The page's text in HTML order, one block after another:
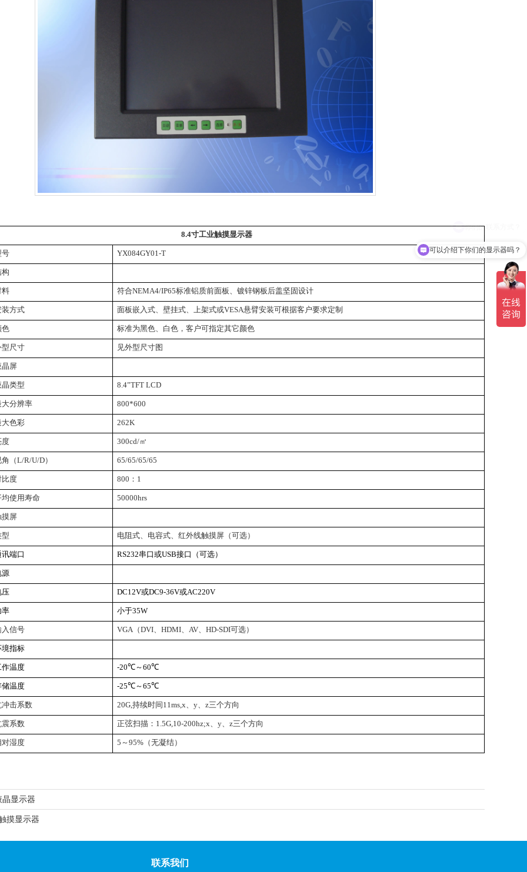
8.4寸工业触摸显示器
号 YX084GY01-T
构
料 符合NEMA4/IP65标准铝质前面板、 镀锌钢板后盖坚固设计
装方式 面板嵌入式、壁挂式、 上架式或VESA悬臂安装可根据客户要求定制
色 标准为黑色、白色，客户可指定其它颜色
型尺寸 见外型尺寸图
晶屏
晶类型 8.4”TFT LCD
大分辨率 800*600
大色彩 262K
度 300cd/㎡
（L/R/U/D） 65/65/65/65
比度 800 ：1
均使用寿命 50000hrs
摸屏
型 电阻式、电容式、红外线触摸屏（可选）
讯端口 RS232串口或USB接口（可选）
源
压 DC12V或DC9-36V或AC220V
率 小于35W
入信号 VGA （DVI、HDMI、AV、HD-SDI可选）
境指标
作温度 -20℃～60℃
储温度 -25℃～65℃
冲击系数 20G,持续时间11ms,x、y、z三个方向
震系数 正弦扫描： 1.5G,10-200hz;x、y、z三个方向
对湿度 5 ～95%（无凝结）
晶显示器
摸显示器
联系我们
可以介绍下你们的显示器吗？